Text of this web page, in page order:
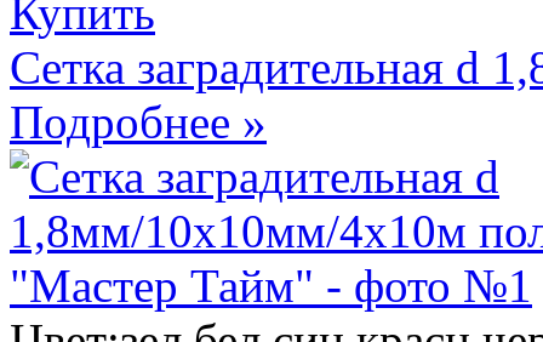
Купить
Сетка заградительная d
Подробнее »